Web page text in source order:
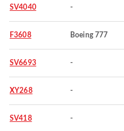
SV4040 -
F3608 Boeing 777
SV6693 -
XY268 -
SV418 -